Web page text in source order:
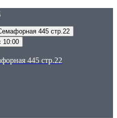
445 стр.22
10:00
445 стр.22